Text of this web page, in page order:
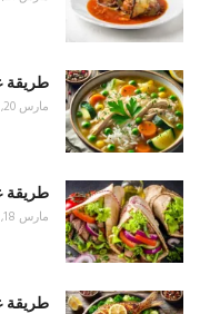
طريقة
مارس 20, 2025
طريقة
مارس 18, 2025
طريقة